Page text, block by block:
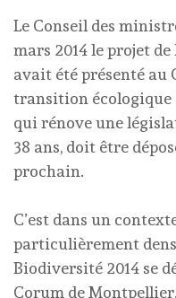
Le Conseil des
mars 2014 le projet
avait été présenté au
transition écologique
qui rénove une
38 ans, doit être
prochain.
C’est dans un
particulièrement
Biodiversité 2014 se
Corum de Montpellier.